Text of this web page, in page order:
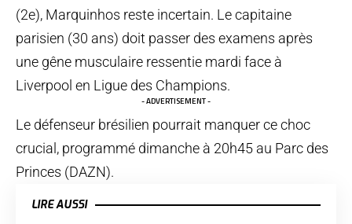
(2e), Marquinhos reste incertain. Le capitaine
parisien (30 ans) doit passer des examens après
une gêne musculaire ressentie mardi face à
Liverpool en Ligue des Champions.
- ADVERTISEMENT -
Le défenseur brésilien pourrait manquer ce choc
crucial, programmé dimanche à 20h45 au Parc des
Princes (DAZN).
LIRE AUSSI